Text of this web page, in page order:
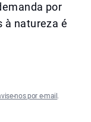
por
à natureza é
nos por e-mail .